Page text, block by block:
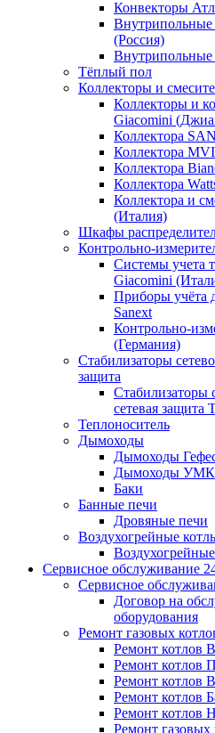
Конвекторы
(Россия)
Внутрипольные
Тёплый пол
Коллекторы и
Коллекторы и
Giacomini
Коллектора
Коллектора
Коллектора
Коллектора
Коллектора и
(Италия)
Шкафы
Контрольно-
Системы учета
Giacomini
Приборы учёта
Sanext
Контрольно-
(Германия)
Стабилизаторы
защита
Стабилизаторы
сетевая защита
Теплоноситель
Дымоходы
Дымоходы
Дымоходы УМК
Баки
Банные печи
Дровяные печи
Воздухогрейные
Сервисное обслуживание
Сервисное
Договор на
оборудования
Ремонт газовых
Ремонт котлов
Ремонт котлов
Ремонт котлов
Ремонт котлов
Ремонт котлов
Ремонт